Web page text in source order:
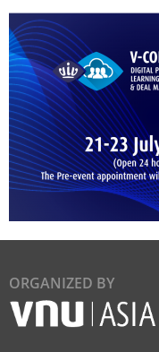
ORGANIZED BY